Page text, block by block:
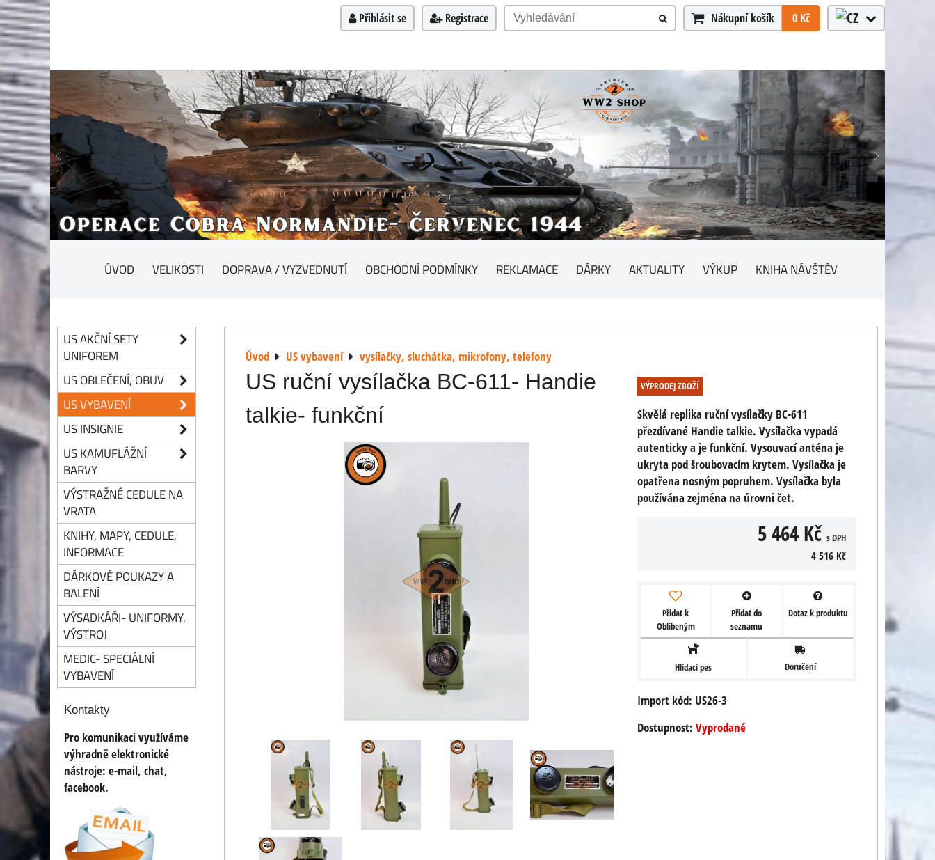
Přihlásit se Registrace Nákupní košík 0 Kč
ÚVOD VELIKOSTI DOPRAVA / VYZVEDNUTÍ OBCHODNÍ PODMÍNKY REKLAMACE DÁRKY AKTUALITY VÝKUP KNIHA NÁVŠTĚV
Úvod US vybavení vysílačky, sluchátka, mikrofony, telefony
US ruční vysílačka BC-611- Handie
talkie- funkční
VÝPRODEJ ZBOŽÍ
Skvělá replika ruční vysílačky BC-611
přezdívané Handie talkie. Vysílačka vypadá
autenticky a je funkční. Vysouvací anténa je
ukryta pod šroubovacím krytem. Vysílačka je
opatřena nosným popruhem. Vysílačka byla
používána zejména na úrovni čet.
5 464 Kč s DPH
4 516 Kč
Přidat k
Oblíbeným
Přidat do
seznamu
Dotaz k produktu
Hlídací pes Doručení
Import kód: US26-3
Dostupnost: Vyprodané
US AKČNÍ SETY
UNIFOREM
US OBLEČENÍ, OBUV
US VYBAVENÍ
US INSIGNIE
US KAMUFLÁŽNÍ
BARVY
VÝSTRAŽNÉ CEDULE NA
VRATA
KNIHY, MAPY, CEDULE,
INFORMACE
DÁRKOVÉ POUKAZY A
BALENÍ
VÝSADKÁŘI- UNIFORMY,
VÝSTROJ
MEDIC- SPECIÁLNÍ
VYBAVENÍ
Kontakty
Pro komunikaci využíváme
výhradně elektronické
nástroje: e-mail, chat,
facebook.